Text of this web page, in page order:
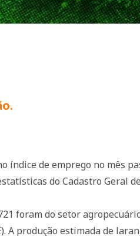
de emprego no mês
do Cadastro Geral
foram do setor
A produção estimada de